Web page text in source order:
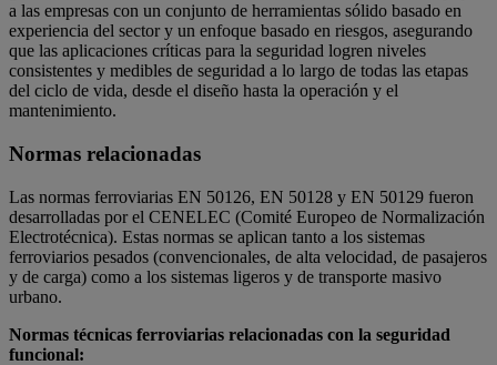
a las empresas con un conjunto de herramientas sólido basado en
experiencia del sector y un enfoque basado en riesgos, asegurando
que las aplicaciones críticas para la seguridad logren niveles
consistentes y medibles de seguridad a lo largo de todas las etapas
del ciclo de vida, desde el diseño hasta la operación y el
mantenimiento.
Normas relacionadas
Las normas ferroviarias EN 50126, EN 50128 y EN 50129 fueron
desarrolladas por el CENELEC (Comité Europeo de Normalización
Electrotécnica). Estas normas se aplican tanto a los sistemas
ferroviarios pesados (convencionales, de alta velocidad, de pasajeros
y de carga) como a los sistemas ligeros y de transporte masivo
urbano.
Normas técnicas ferroviarias relacionadas con la seguridad
funcional: